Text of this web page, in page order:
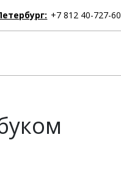
+7 812 40-727-60